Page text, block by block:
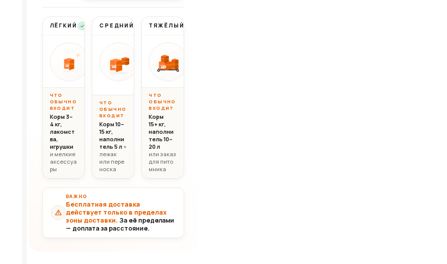
ЛЁГКИЙ Бесплатно
10кг
Вес до 10 кг
10 000 ₸
ЧТО
ОБЫЧНО
ВХОДИТ
Корм 3–
4 кг,
лакомст
ва,
игрушки
и мелкие
аксессуа
ры
СРЕДНИЙ Бесплатно
20кг
Вес 10–20 кг
20 000 ₸
ЧТО
ОБЫЧНО
ВХОДИТ
Корм 10–
15 кг,
наполни
тель 5 л+
лежак
или пере
носка
ТЯЖЁЛЫЙ
30+кг
ЧТО
ОБЫЧНО
ВХОДИТ
Корм
15+ кг,
наполни
тель 10–
20 л
или заказ
для пито
мника
ВАЖНО
Бесплатная доставка
действует только в пределах
зоны доставки. За её пределами
— доплата за расстояние.